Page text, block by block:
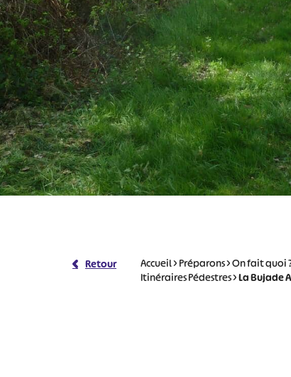
Retour Accueil>Préparons>On fait quoi
Itinéraires Pédestres>La Bujade